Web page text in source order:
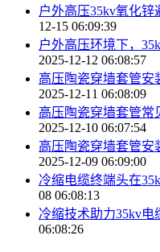
户外高压35kv氧化锌
12-15 06:09:39
户外高压环境下，
2025-12-12 06:08:57
高压陶瓷穿墙套管安
2025-12-11 06:08:09
高压陶瓷穿墙套管常
2025-12-10 06:07:54
高压陶瓷穿墙套管安
2025-12-09 06:09:00
冷缩电缆终端头在
08 06:08:13
冷缩技术助力35kv电
06:08:26